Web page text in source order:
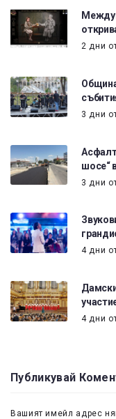
2 дни
3 дни
шосе“
3 дни
4 дни
4 дни
Публикувай
Вашият имейл адрес